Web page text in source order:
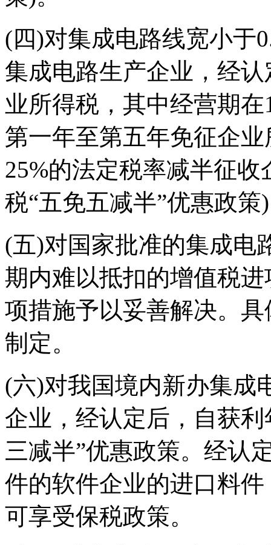
(四)对集成电路线宽小于
集成电路生产企业，经
业所得税，其中经营期
第一年至第五年免征企
25%的法定税率减半征
税“五免五减半”优惠政策
(五)对国家批准的集成电
期内难以抵扣的增值税
项措施予以妥善解决。
制定。
(六)对我国境内新办集成
企业，经认定后，自获
三减半”优惠政策。经认
件的软件企业的进口料
可享受保税政策。